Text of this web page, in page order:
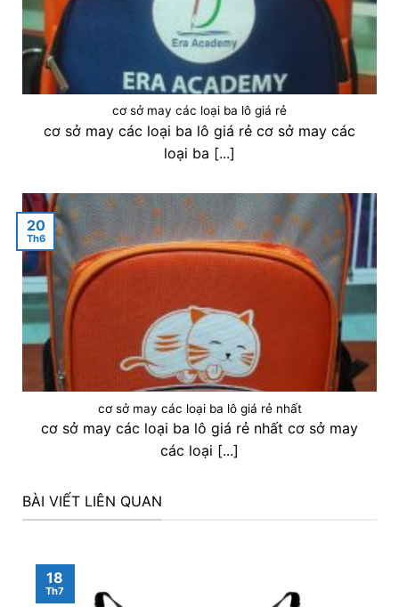
cơ sở may các loại ba lô giá rẻ
cơ sở may các loại ba lô giá rẻ cơ sở may các
loại ba [...]
cơ sở may các loại ba lô giá rẻ nhất
cơ sở may các loại ba lô giá rẻ nhất cơ sở may
các loại [...]
20
Th6
BÀI VIẾT LIÊN QUAN
18
Th7